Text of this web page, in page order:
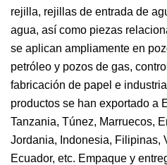
rejilla, rejillas de entrada de
agua, así como piezas
se aplican ampliamente en
petróleo y pozos de gas,
fabricación de papel e
productos se han exportado a
Tanzania, Túnez, Marruecos,
Jordania, Indonesia, Filipinas,
Ecuador, etc. Empaque y